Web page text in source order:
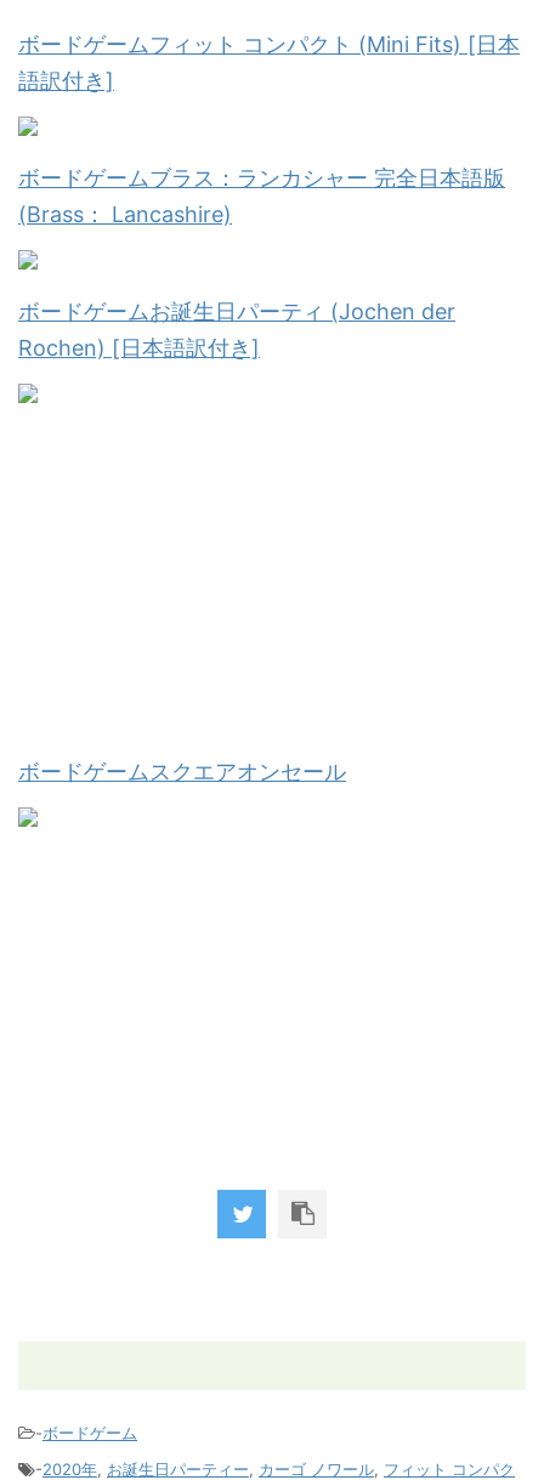
ボードゲームフィット コンパクト (Mini Fits) [日本
語訳付き]
ボードゲームブラス：ランカシャー 完全日本語版
(Brass： Lancashire)
ボードゲームお誕生日パーティ (Jochen der
Rochen) [日本語訳付き]
ボードゲームスクエアオンセール
-ボードゲーム
-2020年, お誕生日パーティー, カーゴ ノワール, フィット コンパク